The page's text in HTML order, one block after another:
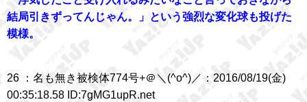
結局引きずってんじゃん。」という強烈な変化球も投げた
模様。
26 ：名も無き被検体774号+＠＼(^o^)／：2016/08/19(金)
00:35:18.58 ID:7gMG1upR.net